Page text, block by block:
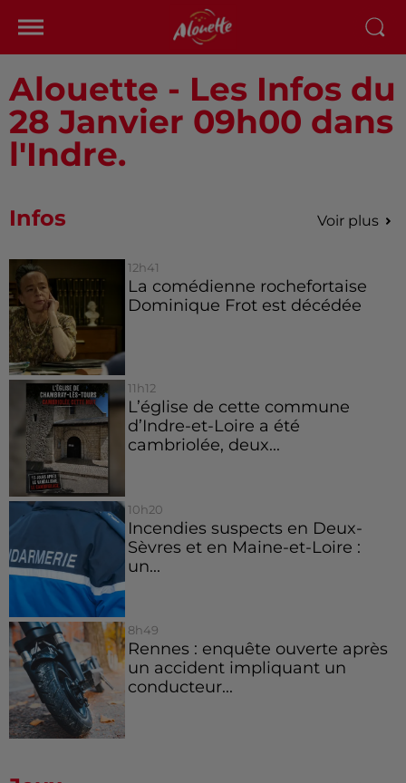
Alouette - Les Infos du
28 Janvier 09h00 dans
l'Indre.
Infos Voir plus
12h41
La comédienne rochefortaise
Dominique Frot est décédée
11h12
L’église de cette commune
d’Indre-et-Loire a été
cambriolée, deux...
10h20
Incendies suspects en Deux-
Sèvres et en Maine-et-Loire :
un...
8h49
Rennes : enquête ouverte après
un accident impliquant un
conducteur...